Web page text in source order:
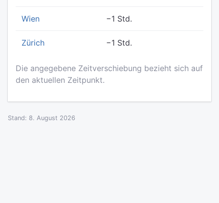
Wien −1 Std.
Zürich −1 Std.
Die angegebene Zeitverschiebung bezieht sich auf
den aktuellen Zeitpunkt.
Stand: 8. August 2026